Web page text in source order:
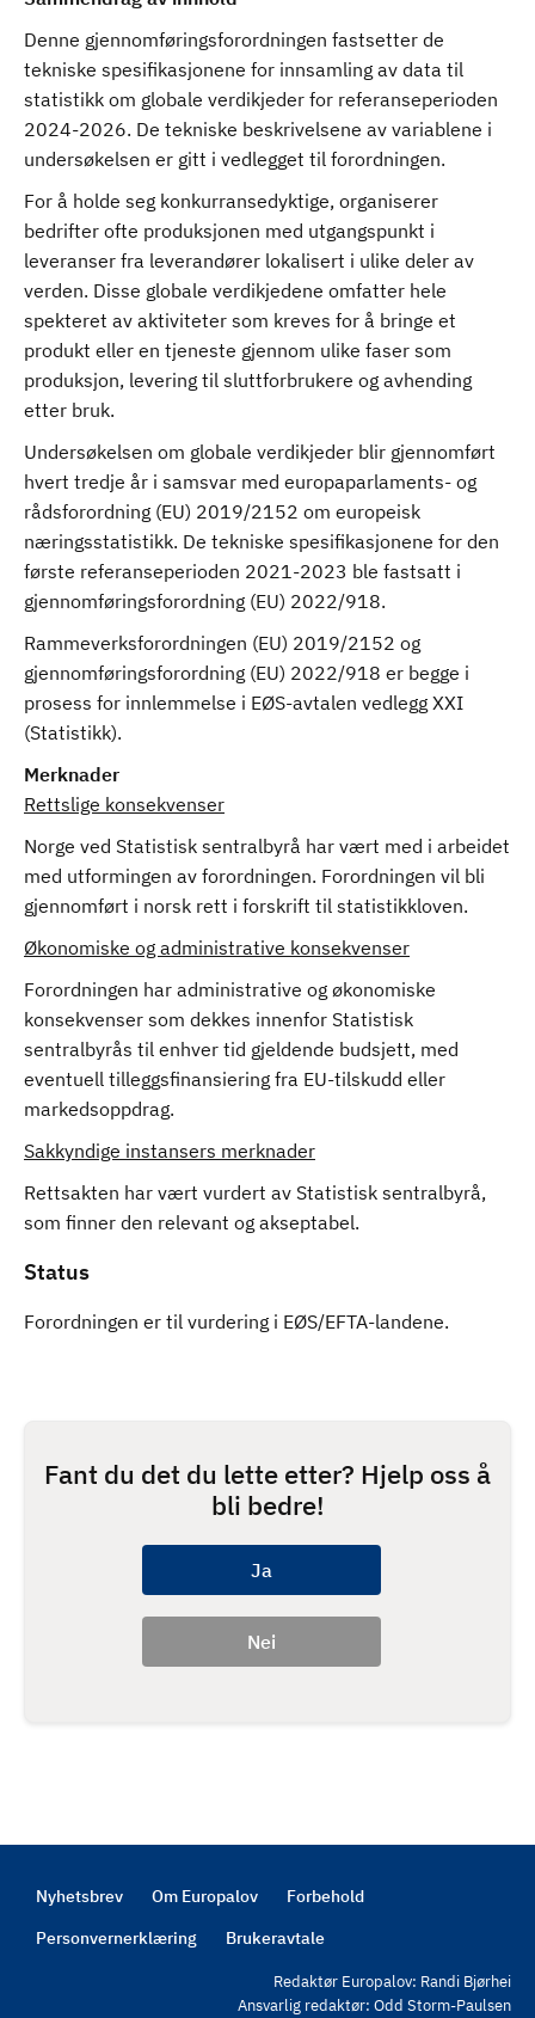
Denne gjennomføringsforordningen fastsetter de
tekniske spesifikasjonene for innsamling av data til
statistikk om globale verdikjeder for referanseperioden
2024-2026. De tekniske beskrivelsene av variablene i
undersøkelsen er gitt i vedlegget til forordningen.
For å holde seg konkurransedyktige, organiserer
bedrifter ofte produksjonen med utgangspunkt i
leveranser fra leverandører lokalisert i ulike deler av
verden. Disse globale verdikjedene omfatter hele
spekteret av aktiviteter som kreves for å bringe et
produkt eller en tjeneste gjennom ulike faser som
produksjon, levering til sluttforbrukere og avhending
etter bruk.
Undersøkelsen om globale verdikjeder blir gjennomført
hvert tredje år i samsvar med europaparlaments- og
rådsforordning (EU) 2019/2152 om europeisk
næringsstatistikk. De tekniske spesifikasjonene for den
første referanseperioden 2021-2023 ble fastsatt i
gjennomføringsforordning (EU) 2022/918.
Rammeverksforordningen (EU) 2019/2152 og
gjennomføringsforordning (EU) 2022/918 er begge i
prosess for innlemmelse i EØS-avtalen vedlegg XXI
(Statistikk).
Merknader
Rettslige konsekvenser
Norge ved Statistisk sentralbyrå har vært med i arbeidet
med utformingen av forordningen. Forordningen vil bli
gjennomført i norsk rett i forskrift til statistikkloven.
Økonomiske og administrative konsekvenser
Forordningen har administrative og økonomiske
konsekvenser som dekkes innenfor Statistisk
sentralbyrås til enhver tid gjeldende budsjett, med
eventuell tilleggsfinansiering fra EU-tilskudd eller
markedsoppdrag.
Sakkyndige instansers merknader
Rettsakten har vært vurdert av Statistisk sentralbyrå,
som finner den relevant og akseptabel.
Status
Forordningen er til vurdering i EØS/EFTA-landene.
Fant du det du lette etter? Hjelp oss å
bli bedre!
Footer
Nyhetsbrev Om Europalov
Forbehold
Personvernerklæring
Brukeravtale
Redaktør Europalov: Randi Bjørhei
Ansvarlig redaktør: Odd Storm-Paulsen